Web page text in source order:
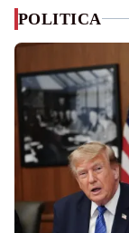
POLITICA